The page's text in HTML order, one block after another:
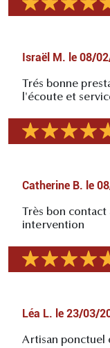
Israël M. le 08/
Trés bonne
l'écoute et
Catherine B. le
Très bon contact
intervention
Léa L. le 23/03/
Artisan ponctuel